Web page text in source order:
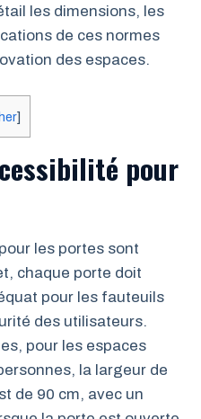
les dimensions, les
de ces normes
des espaces.
]
pour
les portes sont
chaque porte doit
pour les fauteuils
des utilisateurs.
pour les espaces
la largeur de
de 90 cm, avec un